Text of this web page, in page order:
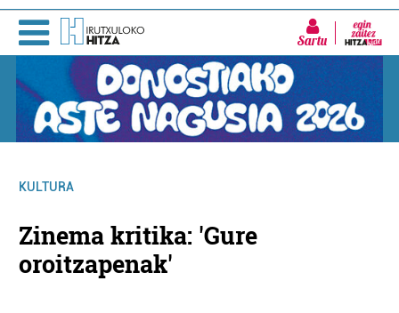
Sartu
KULTURA
Zinema kritika: 'Gure
oroitzapenak'